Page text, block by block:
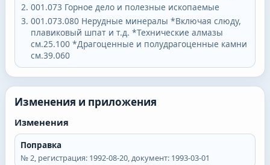
001.073 Горное дело и полезные ископаемые
001.073.080 Нерудные минералы *Включая слюду,
плавиковый шпат и т.д. *Технические алмазы
см.25.100 *Драгоценные и полудрагоценные камни
см.39.060
Изменения и приложения
Изменения
Поправка
№2, регистрация: 1992-08-20, документ: 1993-03-01